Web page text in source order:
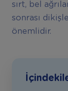
sırt, bel
sonrası
önemlidir.